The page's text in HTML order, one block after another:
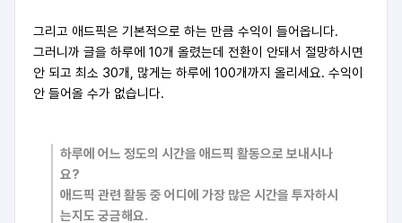
그리고 애드픽은 기본적으로 하는 만큼 수익이 들어옵니다.
그러니까 글을 하루에 10개 올렸는데 전환이 안돼서 절망하시면
안 되고 최소 30개, 많게는 하루에 100개까지 올리세요. 수익이
안 들어올 수가 없습니다.
하루에 어느 정도의 시간을 애드픽 활동으로 보내시나
요?
애드픽 관련 활동 중 어디에 가장 많은 시간을 투자하시
는지도 궁금해요.